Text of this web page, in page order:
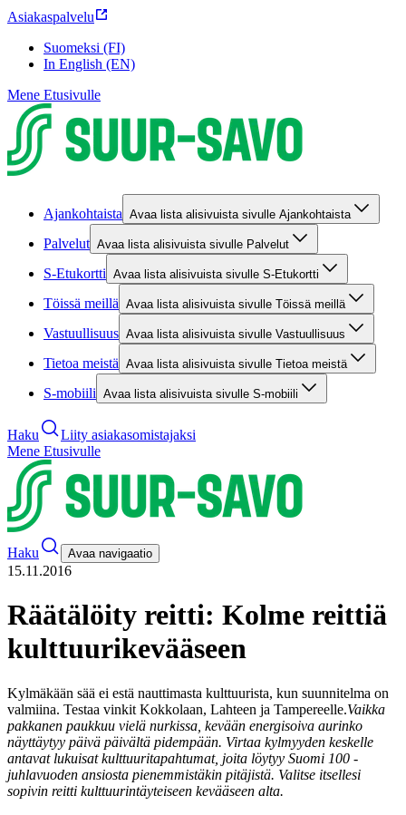
Asiakaspalvelu
Suomeksi (FI)
In English (EN)
Mene Etusivulle
Ajankohtaista Avaa lista alisivuista sivulle Ajankohtaista
Palvelut Avaa lista alisivuista sivulle Palvelut
S-Etukortti Avaa lista alisivuista sivulle S-Etukortti
Töissä meillä Avaa lista alisivuista sivulle Töissä meillä
Vastuullisuus Avaa lista alisivuista sivulle Vastuullisuus
Tietoa meistä Avaa lista alisivuista sivulle Tietoa meistä
S-mobiili Avaa lista alisivuista sivulle S-mobiili
Haku
Liity asiakasomistajaksi
Mene Etusivulle
Haku Avaa navigaatio
15.11.2016
Räätälöity reitti: Kolme reittiä
kulttuurikevääseen
Kylmäkään sää ei estä nauttimasta kulttuurista, kun suunnitelma on
valmiina. Testaa vinkit Kokkolaan, Lahteen ja Tampereelle.Vaikka
pakkanen paukkuu vielä nurkissa, kevään energisoiva aurinko
näyttäytyy päivä päivältä pidempään. Virtaa kylmyyden keskelle
antavat lukuisat kulttuuritapahtumat, joita löytyy Suomi 100 -
juhlavuoden ansiosta pienemmistäkin pitäjistä. Valitse itsellesi
sopivin reitti kulttuurintäyteiseen kevääseen alta.